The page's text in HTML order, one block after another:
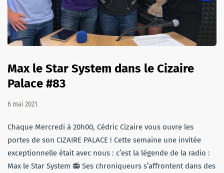
Max le Star System dans le Cizaire
Palace #83
6 mai 2021
Chaque Mercredi à 20h00, Cédric Cizaire vous ouvre les
portes de son CIZAIRE PALACE ! Cette semaine une invitée
exceptionnelle était avec nous : c’est la légende de la radio :
Max le Star System 📻 Ses chroniqueurs s’affrontent dans des